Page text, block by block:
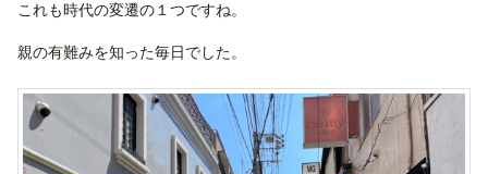
これも時代の変遷の１つですね。
親の有難みを知った毎日でした。